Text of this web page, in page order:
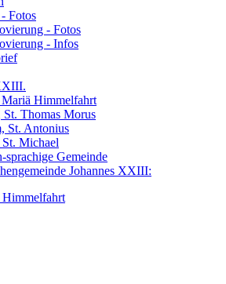
Fotos
- Fotos
- Infos
Himmelfahrt
St. Thomas Morus
St. Antonius
Michael
sprachige Gemeinde
Johannes XXIII: